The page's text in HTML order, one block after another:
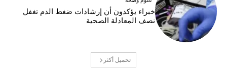
خبراء يؤكدون أن إرشادات ضغط الدم تغفل
نصف المعادلة الصحية
تحميل أكثر